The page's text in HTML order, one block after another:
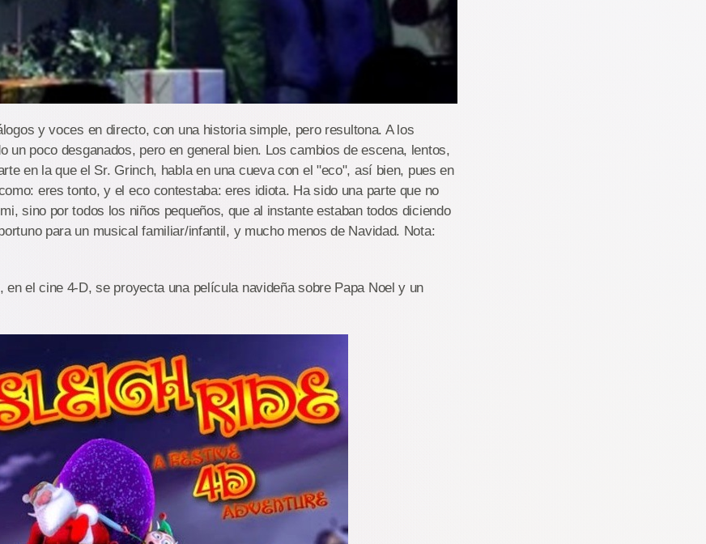
y voces en directo, con una historia simple, pero resultona. A los
un poco desganados, pero en general bien. Los cambios de escena, lentos,
en la que el Sr. Grinch, habla en una cueva con el "eco", así bien, pues en
eres tonto, y el eco contestaba: eres idiota. Ha sido una parte que no
sino por todos los niños pequeños, que al instante estaban todos diciendo
para un musical familiar/infantil, y mucho menos de Navidad. Nota:
en el cine 4-D, se proyecta una película navideña sobre Papa Noel y un